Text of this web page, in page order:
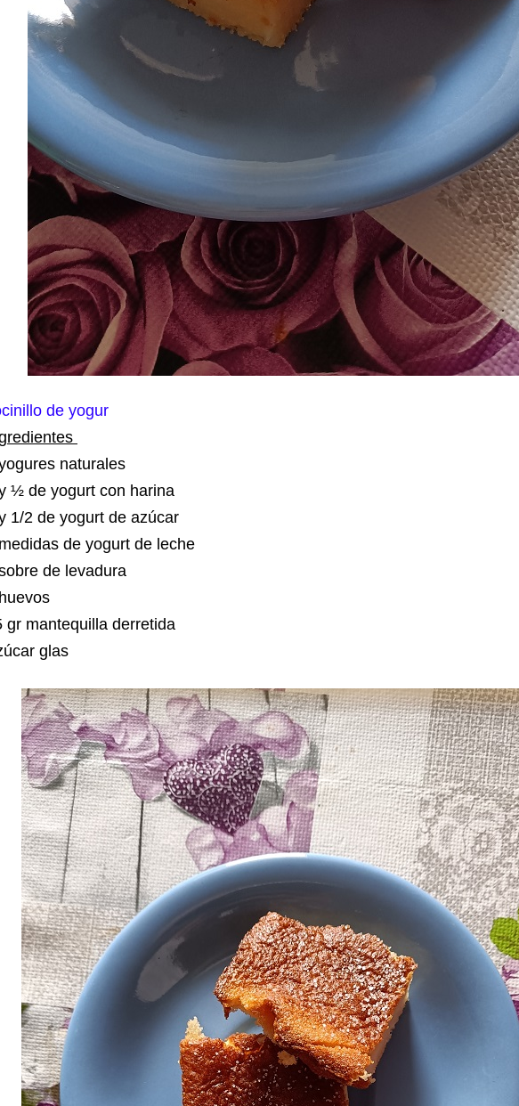
de yogur
naturales
½ de yogurt con harina
1/2 de yogurt de azúcar
de yogurt de leche
de levadura
gr mantequilla derretida
glas